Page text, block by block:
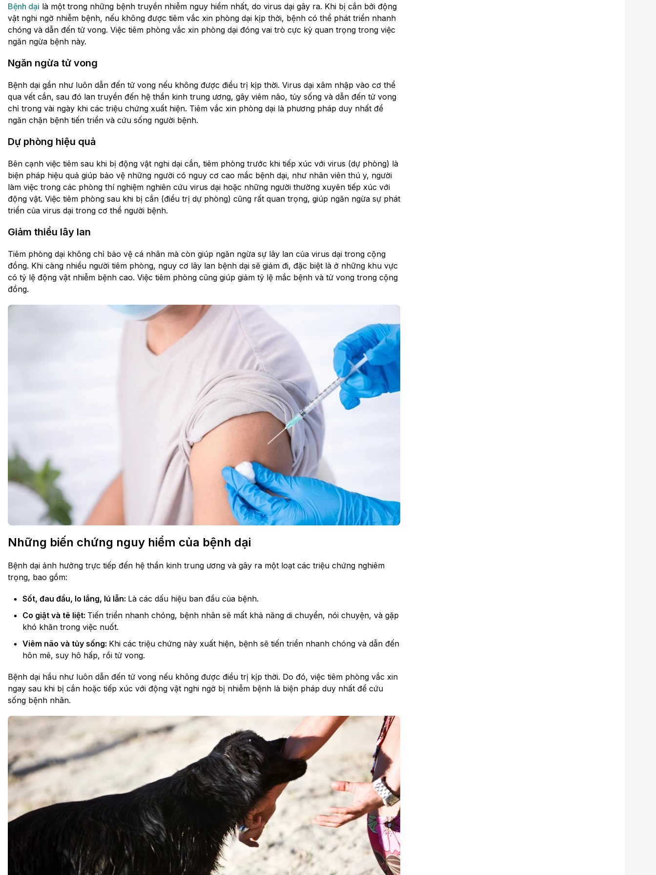
Bệnh dại là một trong những bệnh truyền nhiễm nguy hiểm nhất, do virus dại gây ra. Khi bị cắn bởi động
vật nghi ngờ nhiễm bệnh, nếu không được tiêm vắc xin phòng dại kịp thời, bệnh có thể phát triển nhanh
chóng và dẫn đến tử vong. Việc tiêm phòng vắc xin phòng dại đóng vai trò cực kỳ quan trọng trong việc
ngăn ngừa bệnh này.
Ngăn ngừa tử vong
Bệnh dại gần như luôn dẫn đến tử vong nếu không được điều trị kịp thời. Virus dại xâm nhập vào cơ thể
qua vết cắn, sau đó lan truyền đến hệ thần kinh trung ương, gây viêm não, tủy sống và dẫn đến tử vong
chỉ trong vài ngày khi các triệu chứng xuất hiện. Tiêm vắc xin phòng dại là phương pháp duy nhất để
ngăn chặn bệnh tiến triển và cứu sống người bệnh.
Dự phòng hiệu quả
Bên cạnh việc tiêm sau khi bị động vật nghi dại cắn, tiêm phòng trước khi tiếp xúc với virus (dự phòng) là
biện pháp hiệu quả giúp bảo vệ những người có nguy cơ cao mắc bệnh dại, như nhân viên thú y, người
làm việc trong các phòng thí nghiệm nghiên cứu virus dại hoặc những người thường xuyên tiếp xúc với
động vật. Việc tiêm phòng sau khi bị cắn (điều trị dự phòng) cũng rất quan trọng, giúp ngăn ngừa sự phát
triển của virus dại trong cơ thể người bệnh.
Giảm thiểu lây lan
Tiêm phòng dại không chỉ bảo vệ cá nhân mà còn giúp ngăn ngừa sự lây lan của virus dại trong cộng
đồng. Khi càng nhiều người tiêm phòng, nguy cơ lây lan bệnh dại sẽ giảm đi, đặc biệt là ở những khu vực
có tỷ lệ động vật nhiễm bệnh cao. Việc tiêm phòng cũng giúp giảm tỷ lệ mắc bệnh và tử vong trong cộng
đồng.
Những biến chứng nguy hiểm của bệnh dại
Bệnh dại ảnh hưởng trực tiếp đến hệ thần kinh trung ương và gây ra một loạt các triệu chứng nghiêm
trọng, bao gồm:
Sốt, đau đầu, lo lắng, lú lẫn: Là các dấu hiệu ban đầu của bệnh.
Co giật và tê liệt: Tiến triển nhanh chóng, bệnh nhân sẽ mất khả năng di chuyển, nói chuyện, và gặp
khó khăn trong việc nuốt.
Viêm não và tủy sống: Khi các triệu chứng này xuất hiện, bệnh sẽ tiến triển nhanh chóng và dẫn đến
hôn mê, suy hô hấp, rồi tử vong.
Bệnh dại hầu như luôn dẫn đến tử vong nếu không được điều trị kịp thời. Do đó, việc tiêm phòng vắc xin
ngay sau khi bị cắn hoặc tiếp xúc với động vật nghi ngờ bị nhiễm bệnh là biện pháp duy nhất để cứu
sống bệnh nhân.